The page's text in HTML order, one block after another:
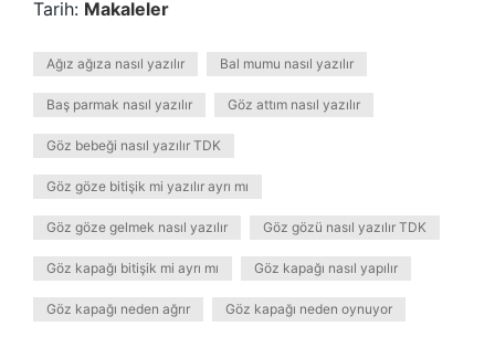
Tarih: Makaleler
Ağız ağıza nasıl yazılır Bal mumu nasıl yazılır
Baş parmak nasıl yazılır Göz attım nasıl yazılır
Göz bebeği nasıl yazılır TDK
Göz göze bitişik mi yazılır ayrı mı
Göz göze gelmek nasıl yazılır Göz gözü nasıl yazılır TDK
Göz kapağı bitişik mi ayrı mı Göz kapağı nasıl yapılır
Göz kapağı neden ağrır Göz kapağı neden oynuyor